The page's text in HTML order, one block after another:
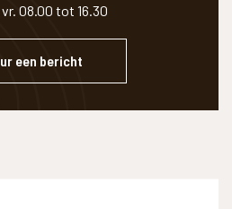
08.00 tot 16.30
een bericht